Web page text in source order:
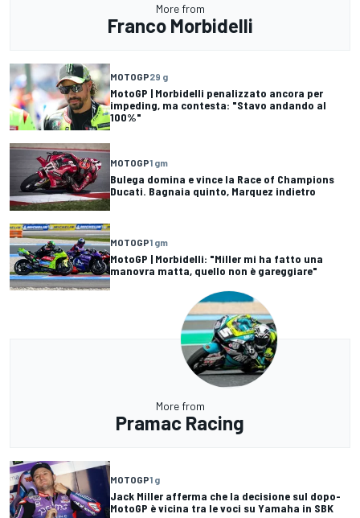
More from
Franco Morbidelli
MOTOGP29 g
MotoGP | Morbidelli penalizzato ancora per
impeding, ma contesta: "Stavo andando al
100%"
MOTOGP1 gm
Bulega domina e vince la Race of Champions
Ducati. Bagnaia quinto, Marquez indietro
MOTOGP1 gm
MotoGP | Morbidelli: "Miller mi ha fatto una
manovra matta, quello non è gareggiare"
More from
Pramac Racing
MOTOGP1 g
Jack Miller afferma che la decisione sul dopo-
MotoGP è vicina tra le voci su Yamaha in SBK